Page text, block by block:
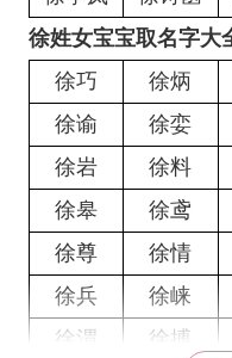
徐姓女宝宝取名字大
徐巧
徐炳
徐谕
徐娈
徐岩
徐料
徐皋
徐鸢
徐尊
徐情
徐兵
徐崃
徐渭
徐搏